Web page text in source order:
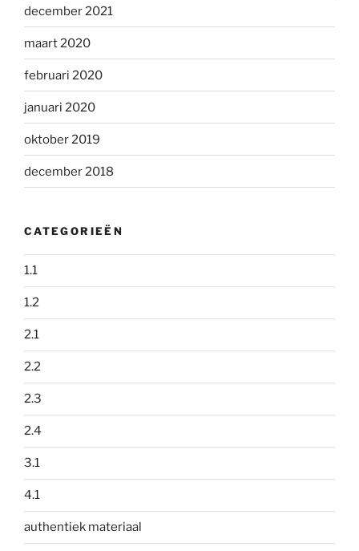
december 2021
maart 2020
februari 2020
januari 2020
oktober 2019
december 2018
CATEGORIEËN
1.1
1.2
2.1
2.2
2.3
2.4
3.1
4.1
authentiek materiaal